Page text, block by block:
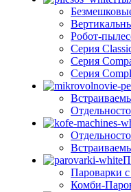
Робот-
Серия
Серия
Серия
Пароварки
Комби-